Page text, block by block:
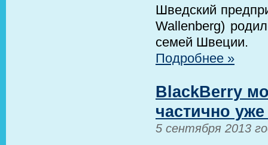
Шведский
Wallenberg)
семей Швеции.
Подробнее »
BlackBerry
частично
5 сентября 2013